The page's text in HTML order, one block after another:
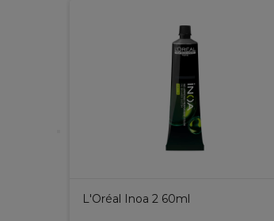
L'Oréal Inoa 2 60ml